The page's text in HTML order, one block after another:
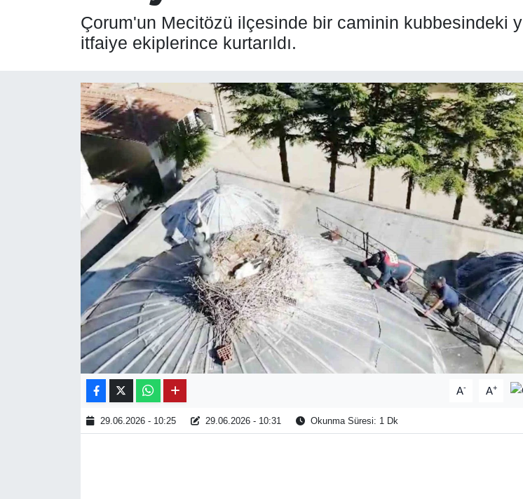
Çorum'un Mecitözü ilçesinde bir caminin kubbesindeki
itfaiye ekiplerince kurtarıldı.
A- A+
29.06.2026 - 10:25 29.06.2026 - 10:31 Okunma Süresi: 1 Dk
YAŞAM
BİLİM - TEKNOLOJİ
KÜLTÜR SANAT
MAGAZİN